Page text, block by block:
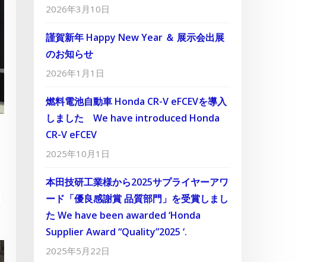
2026年3月10日
謹賀新年 Happy New Year ＆ 展示会出展
のお知らせ
2026年1月1日
燃料電池自動車 Honda CR-V eFCEVを導入
しました We have introduced Honda
CR-V eFCEV
2025年10月1日
本田技研工業様から2025サプライヤーアワ
ード「優良感謝賞 品質部門」を受賞しまし
た We have been awarded ‘Honda
Supplier Award “Quality”2025 ‘.
2025年5月22日